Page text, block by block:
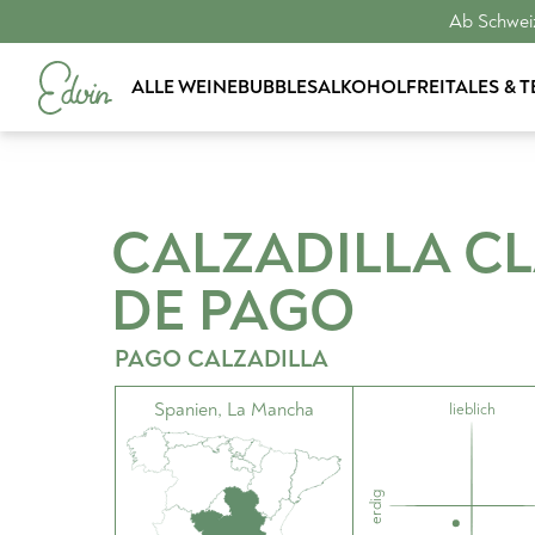
Ab
ALLE WEINEBUBBLESALKOHOLFREITALES &
CALZADILLA
DE PAGO
PAGO CALZADILLA
Spanien, La Mancha lieblich
erdig